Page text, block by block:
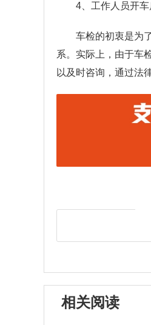
4、工作人员开
车检的初衷是为
系。实际上，由于车
以及时咨询，通过法
相关阅读